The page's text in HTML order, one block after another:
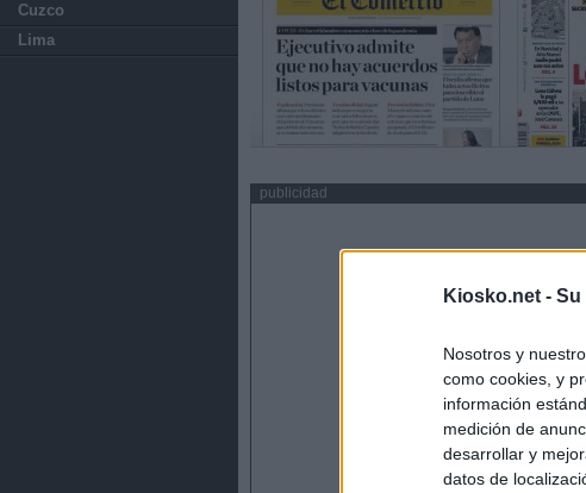
Kiosko.net - Su
Nosotros y
como cookies, y
información
medición de
desarrollar y
datos de
Cuzco
Lima
publicidad